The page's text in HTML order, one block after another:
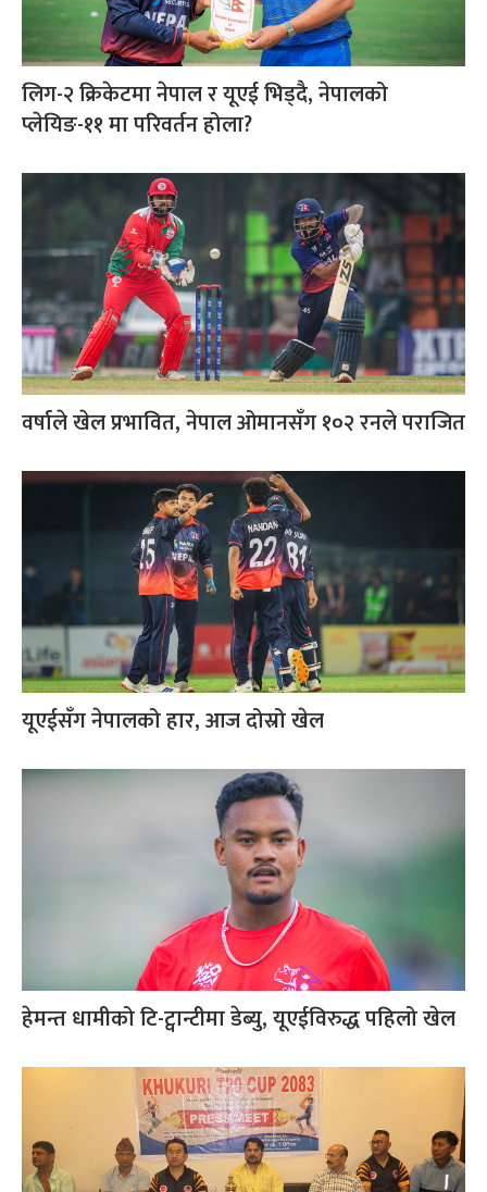
लिग-२ क्रिकेटमा नेपाल र यूएई भिड्दै, नेपालको
प्लेयिङ-११ मा परिवर्तन होला?
वर्षाले खेल प्रभावित, नेपाल ओमानसँग १०२ रनले पराजित
यूएईसँग नेपालको हार, आज दोस्रो खेल
हेमन्त धामीको टि-ट्वान्टीमा डेब्यु, यूएईविरुद्ध पहिलो खेल